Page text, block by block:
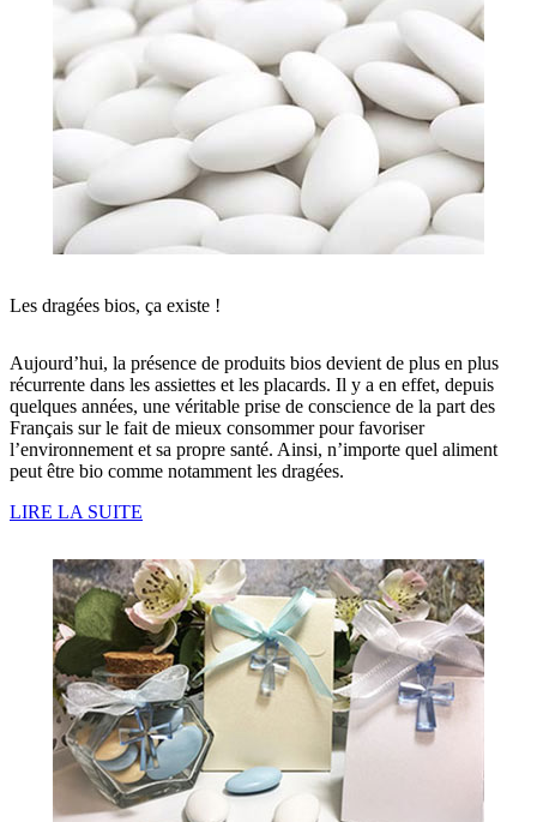
Les dragées bios, ça existe !
Aujourd’hui, la présence de produits bios devient de plus en plus
récurrente dans les assiettes et les placards. Il y a en effet, depuis
quelques années, une véritable prise de conscience de la part des
Français sur le fait de mieux consommer pour favoriser
l’environnement et sa propre santé. Ainsi, n’importe quel aliment
peut être bio comme notamment les dragées.
LIRE LA SUITE